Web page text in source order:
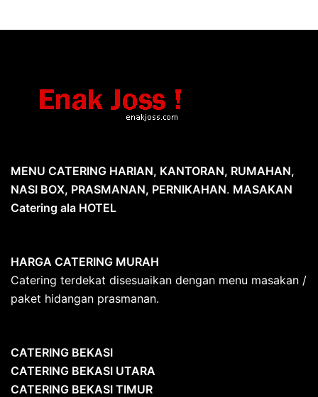
MENU CATERING HARIAN, KANTORAN, RUMAHAN,
NASI BOX, PRASMANAN, PERNIKAHAN. MASAKAN
Catering ala HOTEL
HARGA CATERING MURAH
Catering terdekat disesuaikan dengan menu masakan /
paket hidangan prasmanan.
CATERING BEKASI
CATERING BEKASI UTARA
CATERING BEKASI TIMUR